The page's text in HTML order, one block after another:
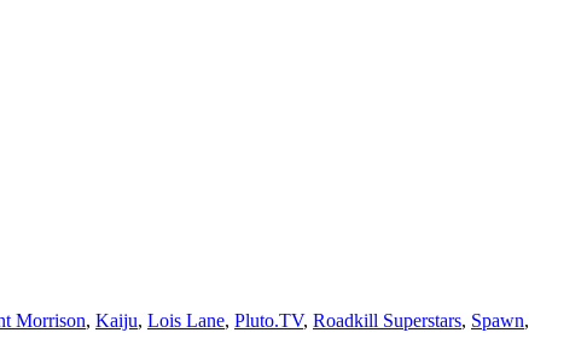
Morrison, Kaiju, Lois Lane, Pluto.TV, Roadkill Superstars, Spawn,